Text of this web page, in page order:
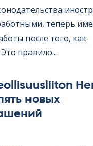
теперь
после того, как
правило...
новых